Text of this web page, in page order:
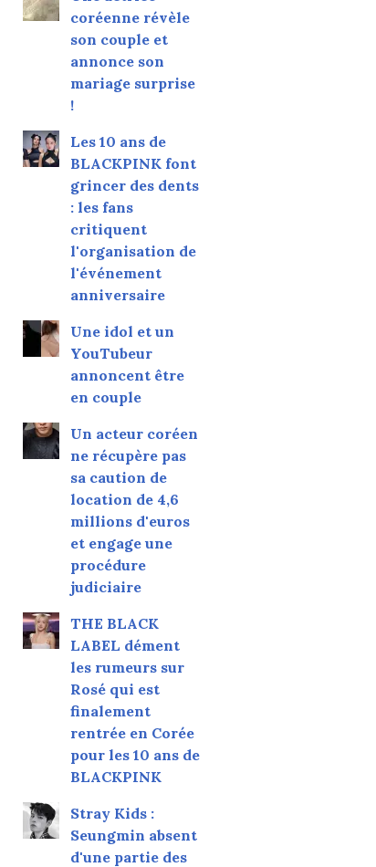
coréenne révèle
son couple et
annonce son
mariage surprise
!
Les 10 ans de
BLACKPINK font
grincer des dents
: les fans
critiquent
l'organisation de
l'événement
anniversaire
Une idol et un
YouTubeur
annoncent être
en couple
Un acteur coréen
ne récupère pas
sa caution de
location de 4,6
millions d'euros
et engage une
procédure
judiciaire
THE BLACK
LABEL dément
les rumeurs sur
Rosé qui est
finalement
rentrée en Corée
pour les 10 ans de
BLACKPINK
Stray Kids :
Seungmin absent
d'une partie des